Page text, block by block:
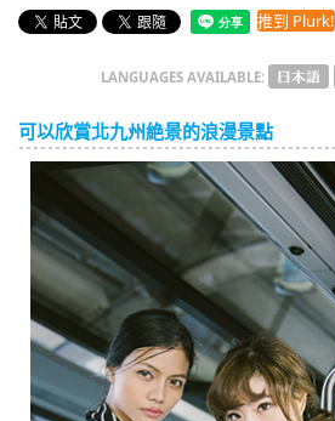
推到 Plurk!
LANGUAGES AVAILABLE:
可以欣賞北九州絶景的浪漫景點